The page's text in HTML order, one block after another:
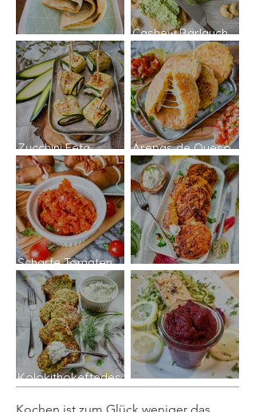
Glutenfreie Crepes
Cashew Bärlauch
Creme
Zucchini Feta
Päckchen
Arepas de Queso
aus "Encanto"
Scharfe Tomaten
Salsa
Kürbis Buletten
Kolokithokeftedes
- Zucchini Bratlinge Rote Beete Pesto